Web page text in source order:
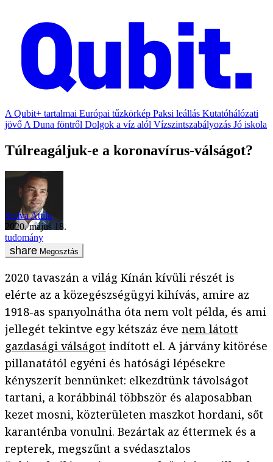
A Qubit+ tartalmai Európai tűzkörkép Paksi leállás Kutatóhálózati
jövő A Duna föntről Dolgok a víz alól Vízszintszabályozás Jó iskola
Túlreagáljuk-e a koronavírus-válságot?
Szilva Attila
2020. május 18.
tudomány
Megosztás
2020 tavaszán a világ Kínán kívüli részét is
elérte az a közegészségügyi kihívás, amire az
1918-as spanyolnátha óta nem volt példa, és ami
jellegét tekintve egy kétszáz éve nem látott
gazdasági válságot indított el. A járvány kitörése
pillanatától egyéni és hatósági lépésekre
kényszerít bennünket: elkezdtünk távolságot
tartani, a korábbinál többször és alaposabban
kezet mosni, közterületen maszkot hordani, sőt
karanténba vonulni. Bezártak az éttermek és a
repterek, megszűnt a svédasztalos